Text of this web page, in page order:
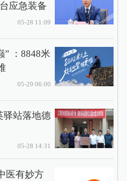
应急装备
05-28 11:09
” ：8848米
05-29 06:00
驿站落地德
05-28 14:31
医有妙方